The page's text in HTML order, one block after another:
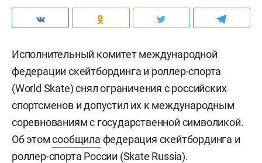
Исполнительный комитет международной
федерации скейтбординга и роллер-спорта
(World Skate) снял ограничения с российских
спортсменов и допустил их к международным
соревнованиям с государственной символикой.
Об этомсообщила федерация скейтбординга и
роллер-спорта России (Skate Russia).